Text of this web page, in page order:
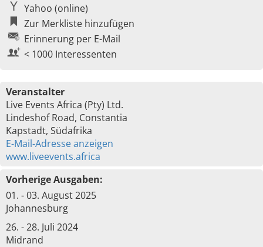
Yahoo (online)
Zur Merkliste hinzufügen
Erinnerung per E-Mail
< 1000 Interessenten
Veranstalter
Live Events Africa (Pty) Ltd.
Lindeshof Road, Constantia
Kapstadt, Südafrika
E-Mail-Adresse anzeigen
www.liveevents.africa
Vorherige Ausgaben:
01. - 03. August 2025
Johannesburg
26. - 28. Juli 2024
Midrand